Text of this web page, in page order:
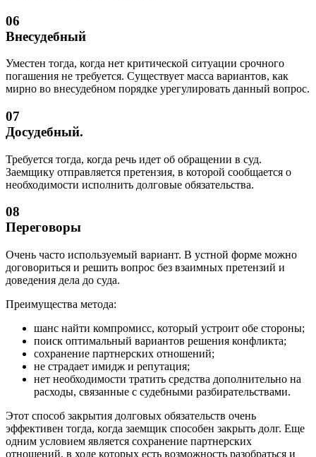
06
Внесудебный
Уместен тогда, когда нет критической ситуации срочного
погашения не требуется. Существует масса вариантов, как
мирно во внесудебном порядке урегулировать данный вопрос.
07
Досудебный.
Требуется тогда, когда речь идет об обращении в суд.
Заемщику отправляется претензия, в которой сообщается о
необходимости исполнить долговые обязательства.
08
Переговоры
Очень часто используемый вариант. В устной форме можно
договориться и решить вопрос без взаимных претензий и
доведения дела до суда.
Преимущества метода:
шанс найти компромисс, который устроит обе стороны;
поиск оптимальный вариантов решения конфликта;
сохранение партнерских отношений;
не страдает имидж и репутация;
нет необходимости тратить средства дополнительно на
расходы, связанные с судебными разбирательствами.
Этот способ закрытия долговых обязательств очень
эффективен тогда, когда заемщик способен закрыть долг. Еще
одним условием является сохранение партнерских
отношений, в ходе которых есть возможность разобраться и